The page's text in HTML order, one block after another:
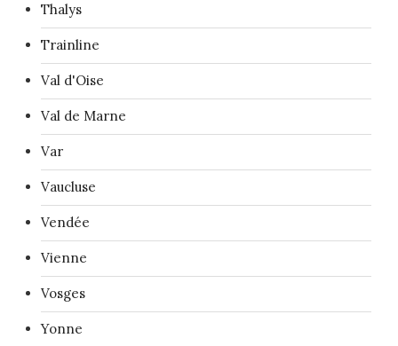
Thalys
Trainline
Val d'Oise
Val de Marne
Var
Vaucluse
Vendée
Vienne
Vosges
Yonne